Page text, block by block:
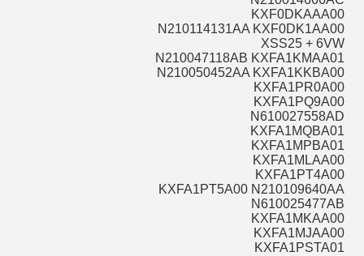
KXF0DKAAA00
N210114131AA KXF0DK1AA00
XSS25 + 6VW
N210047118AB KXFA1KMAA01
N210050452AA KXFA1KKBA00
KXFA1PR0A00
KXFA1PQ9A00
N610027558AD
KXFA1MQBA01
KXFA1MPBA01
KXFA1MLAA00
KXFA1PT4A00
KXFA1PT5A00 N210109640AA
N610025477AB
KXFA1MKAA00
KXFA1MJAA00
KXFA1PSTA01